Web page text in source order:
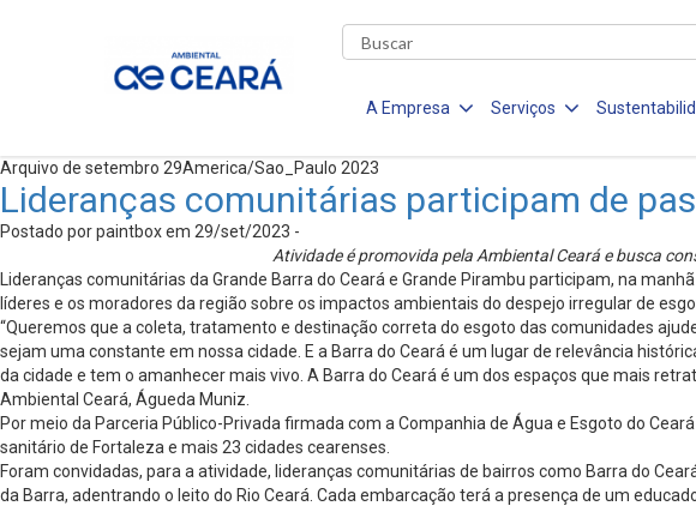
A Empresa Serviços
Arquivo de setembro 29America/Sao_Paulo 2023
Lideranças comunitárias participam de
Postado por paintbox em 29/set/2023 -
Atividade é promovida pela Ambiental Ceará e busca
Lideranças comunitárias da Grande Barra do Ceará e Grande Pirambu participam, na
líderes e os moradores da região sobre os impactos ambientais do despejo irregular de
“Queremos que a coleta, tratamento e destinação correta do esgoto das comunidades
sejam uma constante em nossa cidade. E a Barra do Ceará é um lugar de relevância
da cidade e tem o amanhecer mais vivo. A Barra do Ceará é um dos espaços que mais
Ambiental Ceará, Águeda Muniz.
Por meio da Parceria Público-Privada firmada com a Companhia de Água e Esgoto do
sanitário de Fortaleza e mais 23 cidades cearenses.
Foram convidadas, para a atividade, lideranças comunitárias de bairros como Barra do
da Barra, adentrando o leito do Rio Ceará. Cada embarcação terá a presença de um